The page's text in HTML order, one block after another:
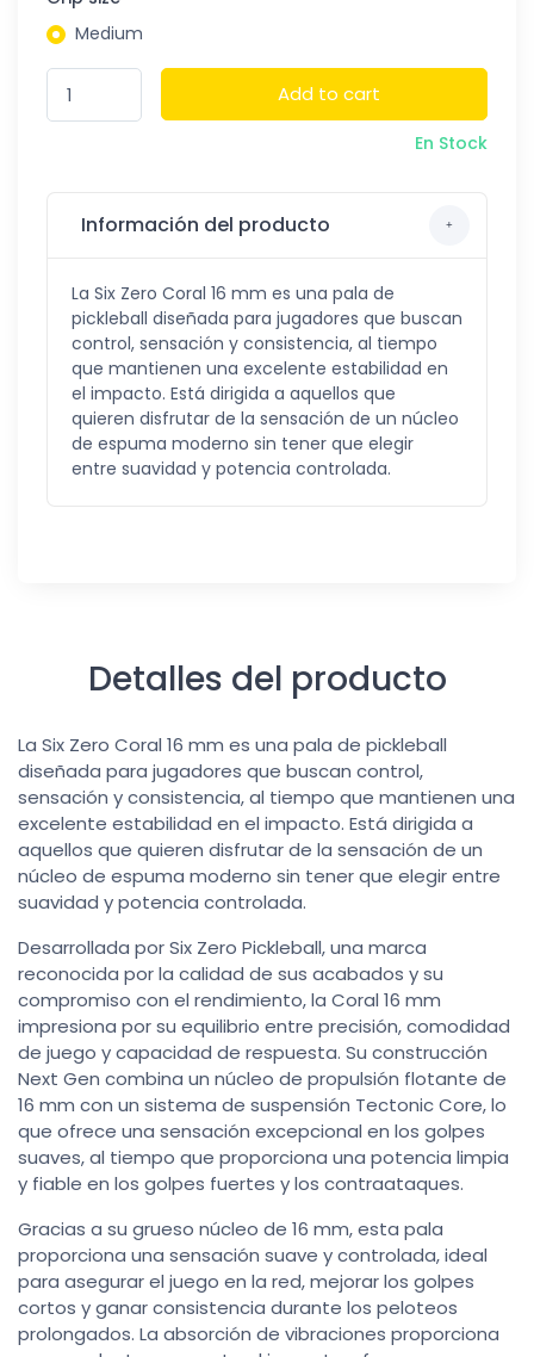
Medium
Add to cart
En Stock
Información del producto
La Six Zero Coral 16 mm es una pala de
pickleball diseñada para jugadores que buscan
control, sensación y consistencia, al tiempo
que mantienen una excelente estabilidad en
el impacto. Está dirigida a aquellos que
quieren disfrutar de la sensación de un núcleo
de espuma moderno sin tener que elegir
entre suavidad y potencia controlada.
Detalles del producto
La Six Zero Coral 16 mm es una pala de pickleball
diseñada para jugadores que buscan control,
sensación y consistencia, al tiempo que mantienen una
excelente estabilidad en el impacto. Está dirigida a
aquellos que quieren disfrutar de la sensación de un
núcleo de espuma moderno sin tener que elegir entre
suavidad y potencia controlada.
Desarrollada por Six Zero Pickleball, una marca
reconocida por la calidad de sus acabados y su
compromiso con el rendimiento, la Coral 16 mm
impresiona por su equilibrio entre precisión, comodidad
de juego y capacidad de respuesta. Su construcción
Next Gen combina un núcleo de propulsión flotante de
16 mm con un sistema de suspensión Tectonic Core, lo
que ofrece una sensación excepcional en los golpes
suaves, al tiempo que proporciona una potencia limpia
y fiable en los golpes fuertes y los contraataques.
Gracias a su grueso núcleo de 16 mm, esta pala
proporciona una sensación suave y controlada, ideal
para asegurar el juego en la red, mejorar los golpes
cortos y ganar consistencia durante los peloteos
prolongados. La absorción de vibraciones proporciona